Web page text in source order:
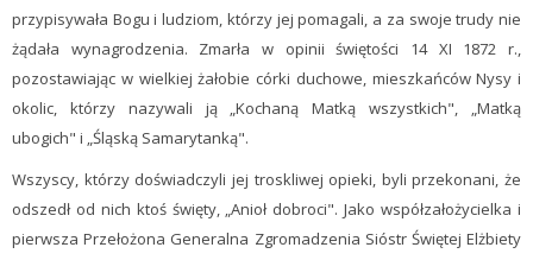
przypisywała Bogu i ludziom, którzy jej pomagali, a za swoje trudy nie
żądała wynagrodzenia. Zmarła w opinii świętości 14 XI 1872 r.,
pozostawiając w wielkiej żałobie córki duchowe, mieszkańców Nysy i
okolic, którzy nazywali ją „Kochaną Matką wszystkich", „Matką
ubogich" i „Śląską Samarytanką".
Wszyscy, którzy doświadczyli jej troskliwej opieki, byli przekonani, że
odszedł od nich ktoś święty, „Anioł dobroci". Jako współzałożycielka i
pierwsza Przełożona Generalna Zgromadzenia Sióstr Świętej Elżbiety